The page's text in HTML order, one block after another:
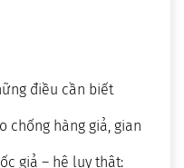
điều cần biết
chống hàng giả, gian
giả – hệ lụy thật: